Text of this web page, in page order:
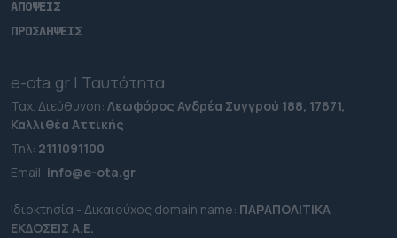
ΑΠΟΨΕΙΣ
ΠΡΟΣΛΗΨΕΙΣ
e-ota.gr | Ταυτότητα
Ταχ. Διεύθυνση: Λεωφόρος Ανδρέα Συγγρού 188, 17671,
Καλλιθέα Αττικής
Τηλ: 2111091100
Εmail: info@e-ota.gr
Ιδιοκτησία - Δικαιούχος domain name: ΠΑΡΑΠΟΛΙΤΙΚΑ
ΕΚΔΟΣΕΙΣ A.E.